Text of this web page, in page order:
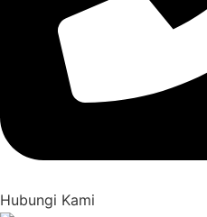
Hubungi Kami